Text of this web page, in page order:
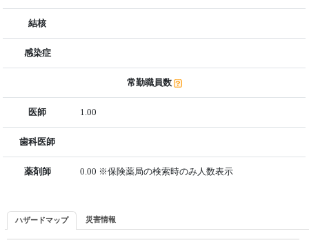
結核
感染症
常勤職員数
医師 1.00
歯科医師
薬剤師 0.00 ※保険薬局の検索時のみ人数表示
ハザードマップ 災害情報